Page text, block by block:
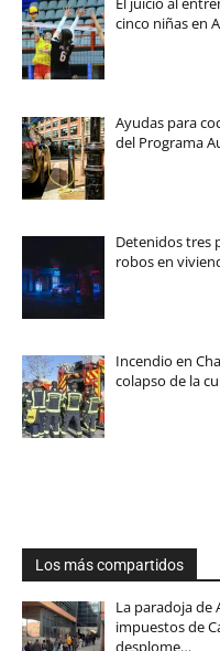
cinco niñas en
Ayudas para
del Programa
Detenidos tres
robos en
Incendio en
colapso de la
Los más compartidos
La paradoja de
impuestos de
desplome…